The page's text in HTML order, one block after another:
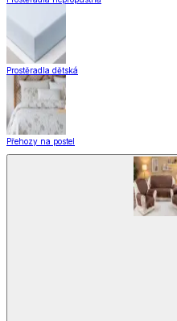
Prostěradla dětská
Přehozy na postel